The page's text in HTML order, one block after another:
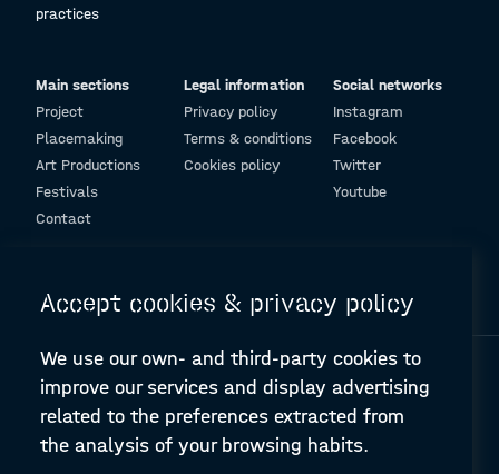
practices
Main sections
Project
Placemaking
Art Productions
Festivals
Contact
Legal information
Privacy policy
Terms & conditions
Cookies policy
Social networks
Instagram
Facebook
Twitter
Youtube
Accept cookies & privacy policy
We use our own- and third-party cookies to
improve our services and display advertising
related to the preferences extracted from
the analysis of your browsing habits.